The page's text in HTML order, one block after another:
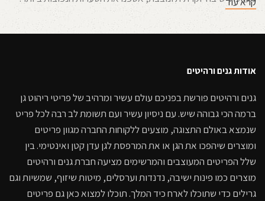
כדאי שתכירו אותן בעיקר כדי שתוכלו להימנע מהן ולקבל את כל
ההחלטות הנכונות עבורכם.
קדימה
יכול להיות שגם אתם מכירים אותם, את החברים שרכשו פריטי ריהוט
גןמתוך מחשבה על סגנון מסוים, אבל בלי המון מחשבה על התחזוקה
הנדרשת. למשל, רהיטי עץ מחייבים עבודה רבה לאורך הדרך, לרבות
ליטוש וצביעה חוזרת כדי למנוע את שחיקת העץ וכן כדי למנוע מהצבע
לדהות. כך הם משקיעים זמן ואנרגיה, וגם לא מעט כסף, בניסיון
להאריך את תוחלת החיים של כל ספה וכל שולחן.
אודות גנים ורהיטים
גנים ורהיטים פורשת בפניכם עולם עשיר ומרהיב של פריטי ריהוט גן
ברמה הכי גבוהה שיש. עם ניסיון עשיר ועם תשומת לב רבה לכל פריט
שנמצא באולם התצוגה, מוצעים ללקוחות החברה מגוון פריטים
ומוצרים שיהפכו את הגן או את המרפסת לגן עדן קטן ואינטימי. בין
שלל הפריטים המעוצבים והמרשימים מציעה חברת גנים ורהיטים
מוצרים כמו פינות ישיבה, נדנדות וערסלים, מיטות שיזוף, שמשיות וגם
גרילים כדי שתוכלו לארח כיד המלך. תוכלו למצוא כאן גם פריטים